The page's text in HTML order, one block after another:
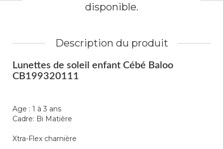
Description du produit
Lunettes de soleil enfant Cébé Baloo
CB199320111
Age : 1 à 3 ans
Cadre: Bi Matière
Xtra-Flex charnière
disponible.